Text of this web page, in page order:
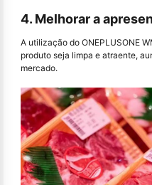
4. Melhorar a
A utilização do ONEPLUSONE
produto seja limpa e atraente,
mercado.